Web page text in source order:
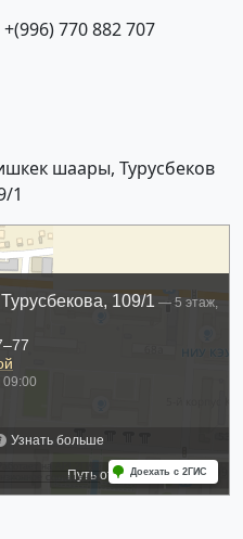
+(996) 770 882 707
шаары, Турусбеков
1